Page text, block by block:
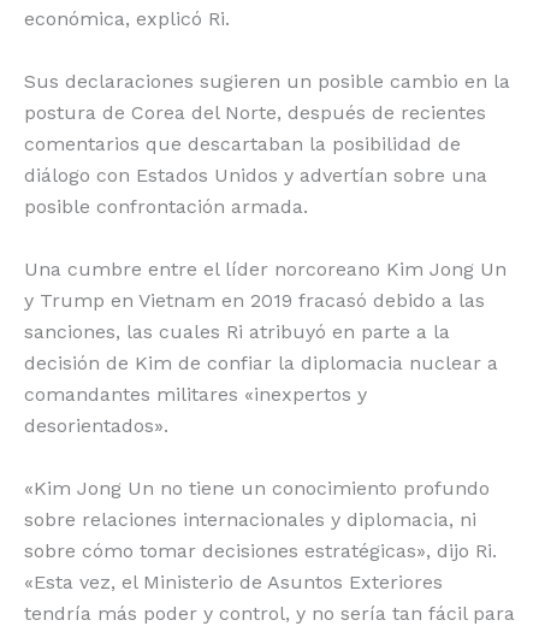
económica, explicó Ri.
Sus declaraciones sugieren un posible cambio en la
postura de Corea del Norte, después de recientes
comentarios que descartaban la posibilidad de
diálogo con Estados Unidos y advertían sobre una
posible confrontación armada.
Una cumbre entre el líder norcoreano Kim Jong Un
y Trump en Vietnam en 2019 fracasó debido a las
sanciones, las cuales Ri atribuyó en parte a la
decisión de Kim de confiar la diplomacia nuclear a
comandantes militares «inexpertos y
desorientados».
«Kim Jong Un no tiene un conocimiento profundo
sobre relaciones internacionales y diplomacia, ni
sobre cómo tomar decisiones estratégicas», dijo Ri.
«Esta vez, el Ministerio de Asuntos Exteriores
tendría más poder y control, y no sería tan fácil para